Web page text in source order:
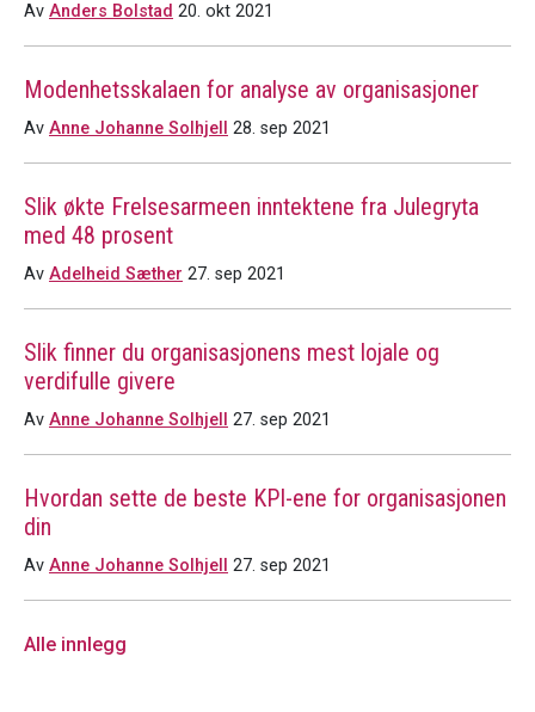
Av Anders Bolstad 20. okt 2021
Modenhetsskalaen for analyse av organisasjoner
Av Anne Johanne Solhjell 28. sep 2021
Slik økte Frelsesarmeen inntektene fra Julegryta
med 48 prosent
Av Adelheid Sæther 27. sep 2021
Slik finner du organisasjonens mest lojale og
verdifulle givere
Av Anne Johanne Solhjell 27. sep 2021
Hvordan sette de beste KPI-ene for organisasjonen
din
Av Anne Johanne Solhjell 27. sep 2021
Alle innlegg